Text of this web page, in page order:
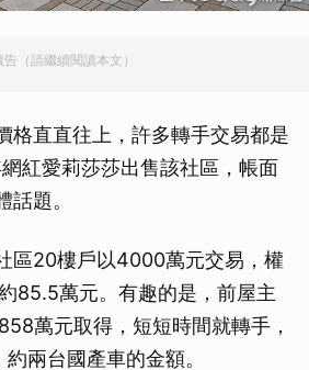
告（請繼續閱讀本文）
格直直往上，許多轉手交易都是
紅愛莉莎莎出售該社區，帳面
題。
區20樓戶以4000萬元交易，權
85.5萬元。有趣的是，前屋主
萬元取得，短短時間就轉手，
兩台國產車的金額。